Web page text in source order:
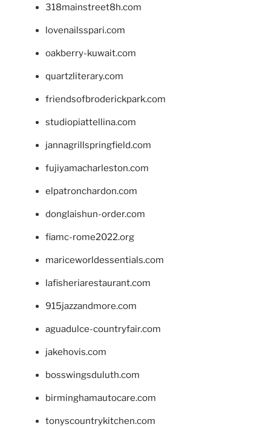
318mainstreet8h.com
lovenailsspari.com
oakberry-kuwait.com
quartzliterary.com
friendsofbroderickpark.com
studiopiattellina.com
jannagrillspringfield.com
fujiyamacharleston.com
elpatronchardon.com
donglaishun-order.com
fiamc-rome2022.org
mariceworldessentials.com
lafisheriarestaurant.com
915jazzandmore.com
aguadulce-countryfair.com
jakehovis.com
bosswingsduluth.com
birminghamautocare.com
tonyscountrykitchen.com